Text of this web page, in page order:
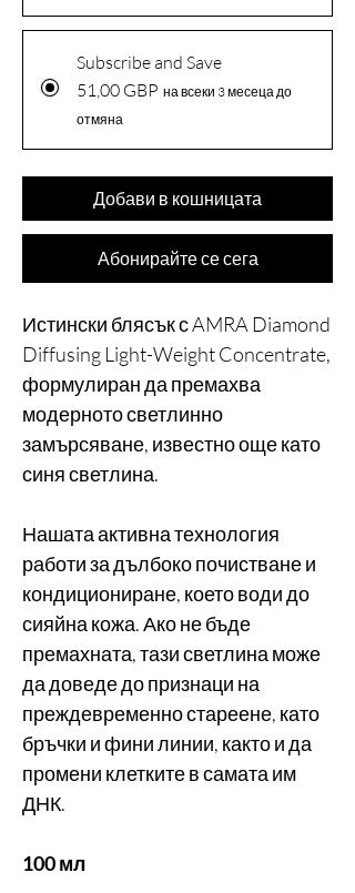
Subscribe and Save
51,00 GBP на всеки 3 месеца до
отмяна
Добави в кошницата
Абонирайте се сега
Истински блясък с AMRA Diamond
Diffusing Light-Weight Concentrate,
формулиран да премахва
модерното светлинно
замърсяване, известно още като
синя светлина.
Нашата активна технология
работи за дълбоко почистване и
кондициониране, което води до
сияйна кожа. Ако не бъде
премахната, тази светлина може
да доведе до признаци на
преждевременно стареене, като
бръчки и фини линии, както и да
промени клетките в самата им
ДНК.
100 мл